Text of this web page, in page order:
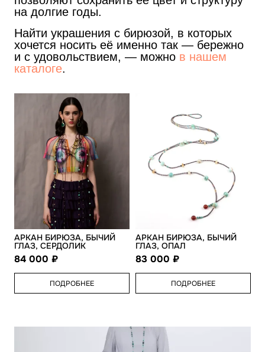
на долгие годы.
Найти украшения с бирюзой, в которых
хочется носить её именно так — бережно
и с удовольствием, — можно в нашем
каталоге.
АРКАН БИРЮЗА, БЫЧИЙ
ГЛАЗ, СЕРДОЛИК
84 000
ПОДРОБНЕЕ
АРКАН БИРЮЗА, БЫЧИЙ
ГЛАЗ, ОПАЛ
83 000
ПОДРОБНЕЕ